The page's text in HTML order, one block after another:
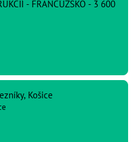
- FRANCÚZSKO - 3 600
Košice